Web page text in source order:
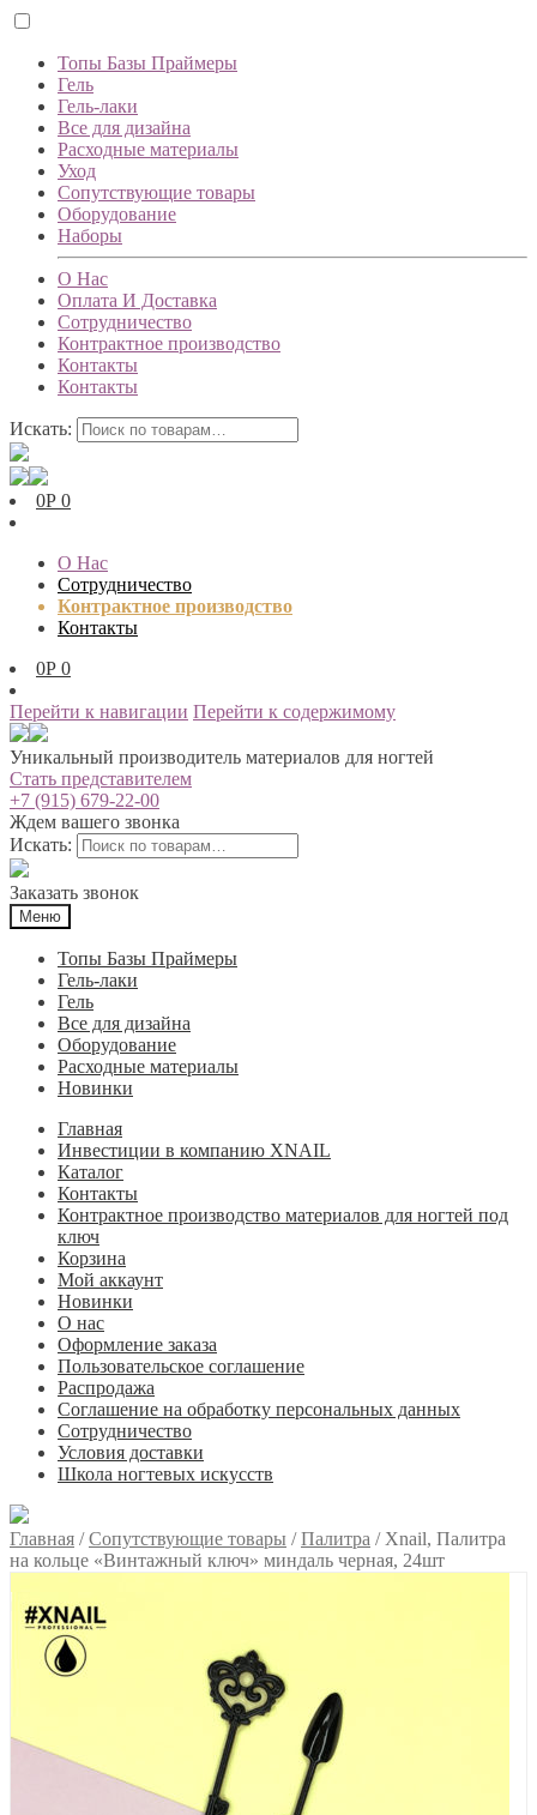
Топы Базы Праймеры
Гель
Гель-лаки
Все для дизайна
Расходные материалы
Уход
Сопутствующие товары
Оборудование
Наборы
О Нас
Оплата И Доставка
Сотрудничество
Контрактное производство
Контакты
Контакты
Искать:
0Р 0
О Нас
Сотрудничество
Контрактное производство
Контакты
0Р 0
Перейти к навигации Перейти к содержимому
Уникальный производитель материалов для ногтей
Стать представителем
+7 (915) 679-22-00
Ждем вашего звонка
Искать:
Заказать звонок
Меню
Топы Базы Праймеры
Гель-лаки
Гель
Все для дизайна
Оборудование
Расходные материалы
Новинки
Главная
Инвестиции в компанию XNAIL
Каталог
Контакты
Контрактное производство материалов для ногтей под
ключ
Корзина
Мой аккаунт
Новинки
О нас
Оформление заказа
Пользовательское соглашение
Распродажа
Соглашение на обработку персональных данных
Сотрудничество
Условия доставки
Школа ногтевых искусств
Главная /Сопутствующие товары /Палитра / Xnail, Палитра
на кольце «Винтажный ключ» миндаль черная, 24шт